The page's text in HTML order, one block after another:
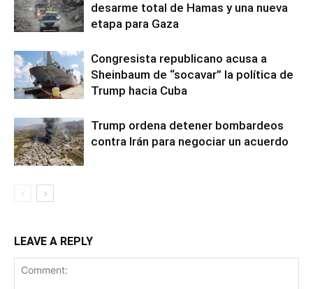
desarme total de Hamas y una nueva
etapa para Gaza
Congresista republicano acusa a
Sheinbaum de “socavar” la política de
Trump hacia Cuba
Trump ordena detener bombardeos
contra Irán para negociar un acuerdo
LEAVE A REPLY